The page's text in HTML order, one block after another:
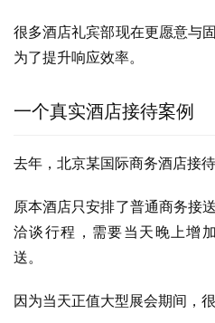
很多酒店礼宾部现在更愿意与
为了提升响应效率。
一个真实酒店接待案例
去年，北京某国际商务酒店接
原本酒店只安排了普通商务接
洽谈行程，需要当天晚上增
送。
因为当天正值大型展会期间，